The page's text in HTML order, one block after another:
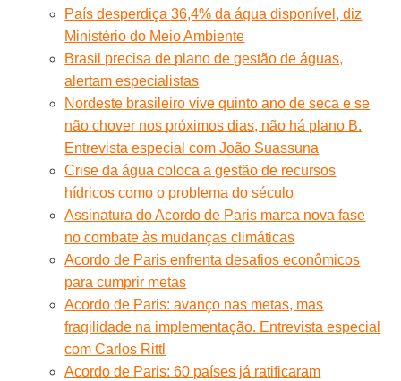
País desperdiça 36,4% da água disponível, diz
Ministério do Meio Ambiente
Brasil precisa de plano de gestão de águas,
alertam especialistas
Nordeste brasileiro vive quinto ano de seca e se
não chover nos próximos dias, não há plano B.
Entrevista especial com João Suassuna
Crise da água coloca a gestão de recursos
hídricos como o problema do século
Assinatura do Acordo de Paris marca nova fase
no combate às mudanças climáticas
Acordo de Paris enfrenta desafios econômicos
para cumprir metas
Acordo de Paris: avanço nas metas, mas
fragilidade na implementação. Entrevista especial
com Carlos Rittl
Acordo de Paris: 60 países já ratificaram